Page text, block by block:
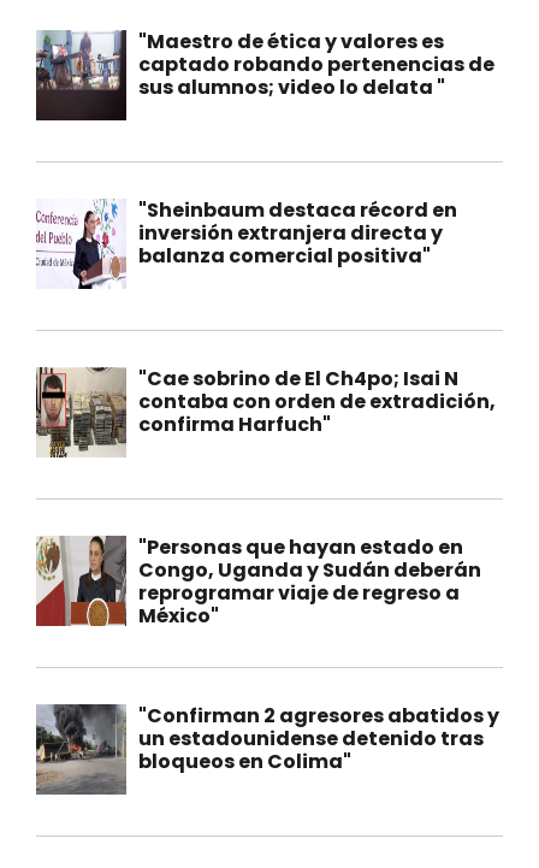
"Maestro de ética y valores es
captado robando pertenencias de
sus alumnos; video lo delata "
"Sheinbaum destaca récord en
inversión extranjera directa y
balanza comercial positiva"
"Cae sobrino de El Ch4po; Isai N
contaba con orden de extradición,
confirma Harfuch"
"Personas que hayan estado en
Congo, Uganda y Sudán deberán
reprogramar viaje de regreso a
México"
"Confirman 2 agresores abatidos y
un estadounidense detenido tras
bloqueos en Colima"